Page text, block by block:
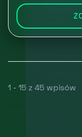
1 - 15 z 45 wpisów